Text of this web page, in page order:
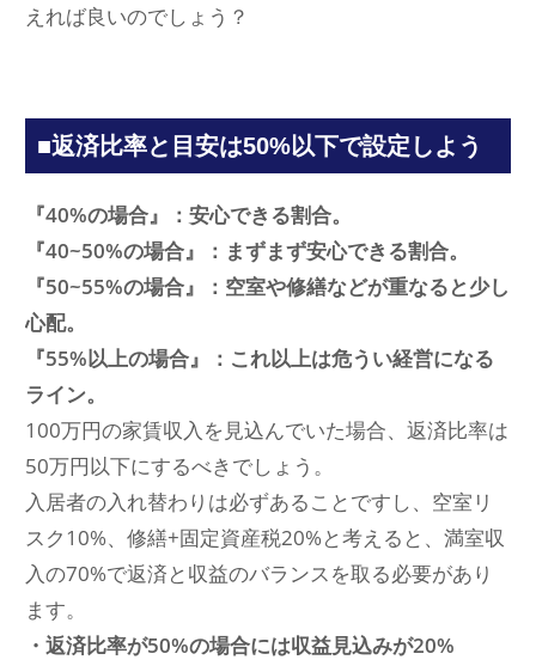
えれば良いのでしょう？
■返済比率と目安は50%以下で設定しよう
『40%の場合』：安心できる割合。
『40~50%の場合』：まずまず安心できる割合。
『50~55%の場合』：空室や修繕などが重なると少し
心配。
『55%以上の場合』：これ以上は危うい経営になる
ライン。
100万円の家賃収入を見込んでいた場合、返済比率は
50万円以下にするべきでしょう。
入居者の入れ替わりは必ずあることですし、空室リ
スク10%、修繕+固定資産税20%と考えると、満室収
入の70%で返済と収益のバランスを取る必要があり
ます。
・返済比率が50%の場合には収益見込みが20%